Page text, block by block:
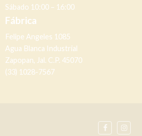
Sábado 10:00 – 16:00
Fábrica
Felipe Angeles 1085
Agua Blanca Industrial
Zapopan, Jal. C.P. 45070
(33) 1028-7567